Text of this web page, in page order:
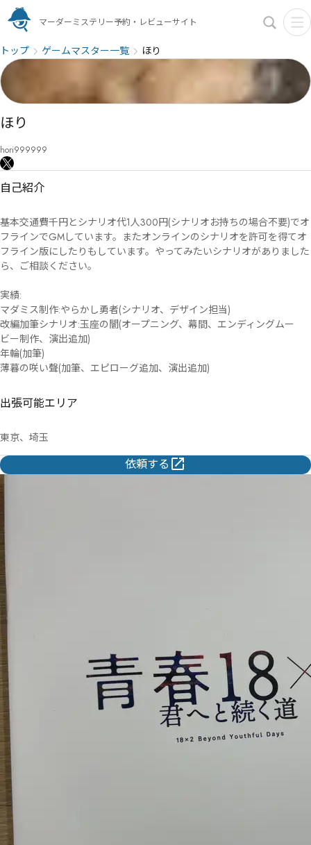
マーダーミステリー予約・レビューサイト
トップ ゲームマスター一覧 ほり
ほり
hori999999
自己紹介
基本交通費千円とシナリオ代1人300円(シナリオお持ちの場合不要)でオ
フラインでGMしています。またオンラインのシナリオを許可を得てオ
フライン版にしたりもしています。やってみたいシナリオがありました
ら、ご相談ください。
実績:
マダミス制作:やらかし勇者(シナリオ、デザイン担当)
改編加筆シナリオ:玉座の闇(オープニング、幕間、エンディングムー
ビー制作、演出追加)
年輪(加筆)
薄暮の咲い聲(加筆、エピローグ追加、演出追加)
出張可能エリア
東京、埼玉
依頼する